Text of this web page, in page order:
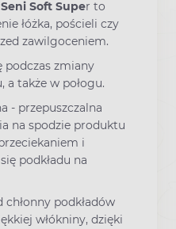
Soft Super to
łóżka, pościeli czy
zawilgoceniem.
podczas zmiany
a także w połogu.
- przepuszczalna
na spodzie produktu
i
podkładu na
chłonny podkładów
włókniny, dzięki